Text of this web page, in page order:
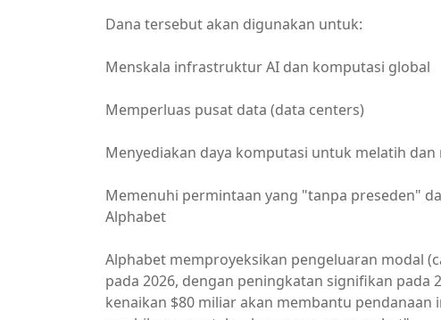
Dana tersebut akan digunakan untuk:
Menskala infrastruktur AI dan komputasi global
Memperluas pusat data (data centers)
Menyediakan daya komputasi untuk melatih
Memenuhi permintaan yang "tanpa preseden"
Alphabet
Alphabet memproyeksikan pengeluaran modal
pada 2026, dengan peningkatan signifikan pada
kenaikan $80 miliar akan membantu